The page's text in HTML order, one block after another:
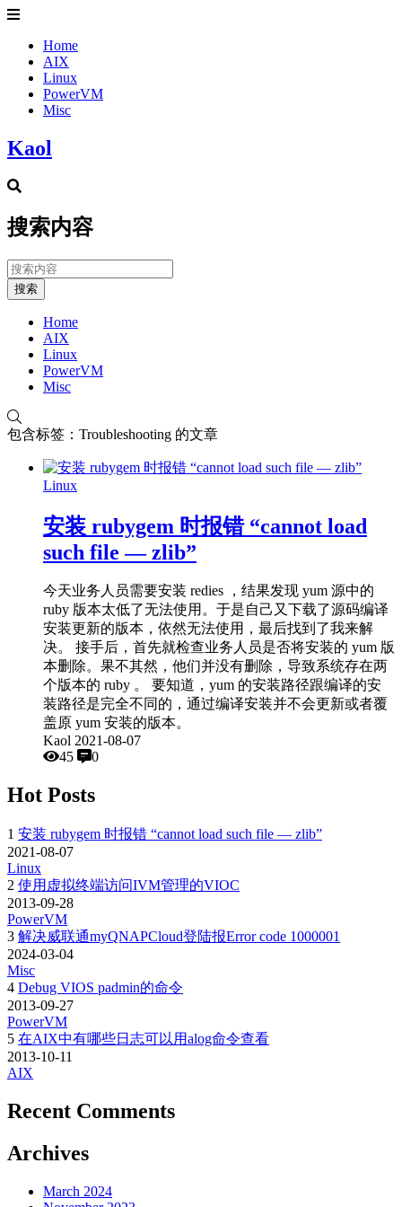
Home
AIX
Linux
PowerVM
Misc
Kaol
搜索内容
搜索
Home
AIX
Linux
PowerVM
Misc
包含标签：Troubleshooting 的文章
Linux
安装 rubygem 时报错 “cannot load
such file — zlib”
今天业务人员需要安装 redies ，结果发现 yum 源中的
ruby 版本太低了无法使用。于是自己又下载了源码编译
安装更新的版本，依然无法使用，最后找到了我来解
决。 接手后，首先就检查业务人员是否将安装的 yum 版
本删除。果不其然，他们并没有删除，导致系统存在两
个版本的 ruby 。 要知道，yum 的安装路径跟编译的安
装路径是完全不同的，通过编译安装并不会更新或者覆
盖原 yum 安装的版本。
Kaol 2021-08-07
45
0
Hot Posts
1 安装 rubygem 时报错 “cannot load such file — zlib”
2021-08-07
Linux
2 使用虚拟终端访问IVM管理的VIOC
2013-09-28
PowerVM
3 解决威联通myQNAPCloud登陆报Error code 1000001
2024-03-04
Misc
4 Debug VIOS padmin的命令
2013-09-27
PowerVM
5 在AIX中有哪些日志可以用alog命令查看
2013-10-11
AIX
Recent Comments
Archives
March 2024